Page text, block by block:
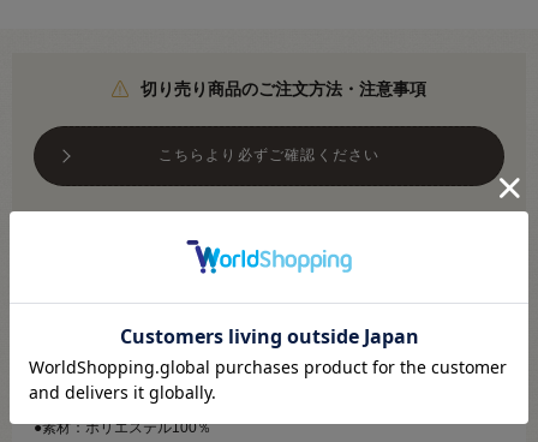
切り売り商品のご注文方法・注意事項
こちらより必ずご確認ください
メール便対応商品です※利用条件あり
●素材：ポリエステル100％